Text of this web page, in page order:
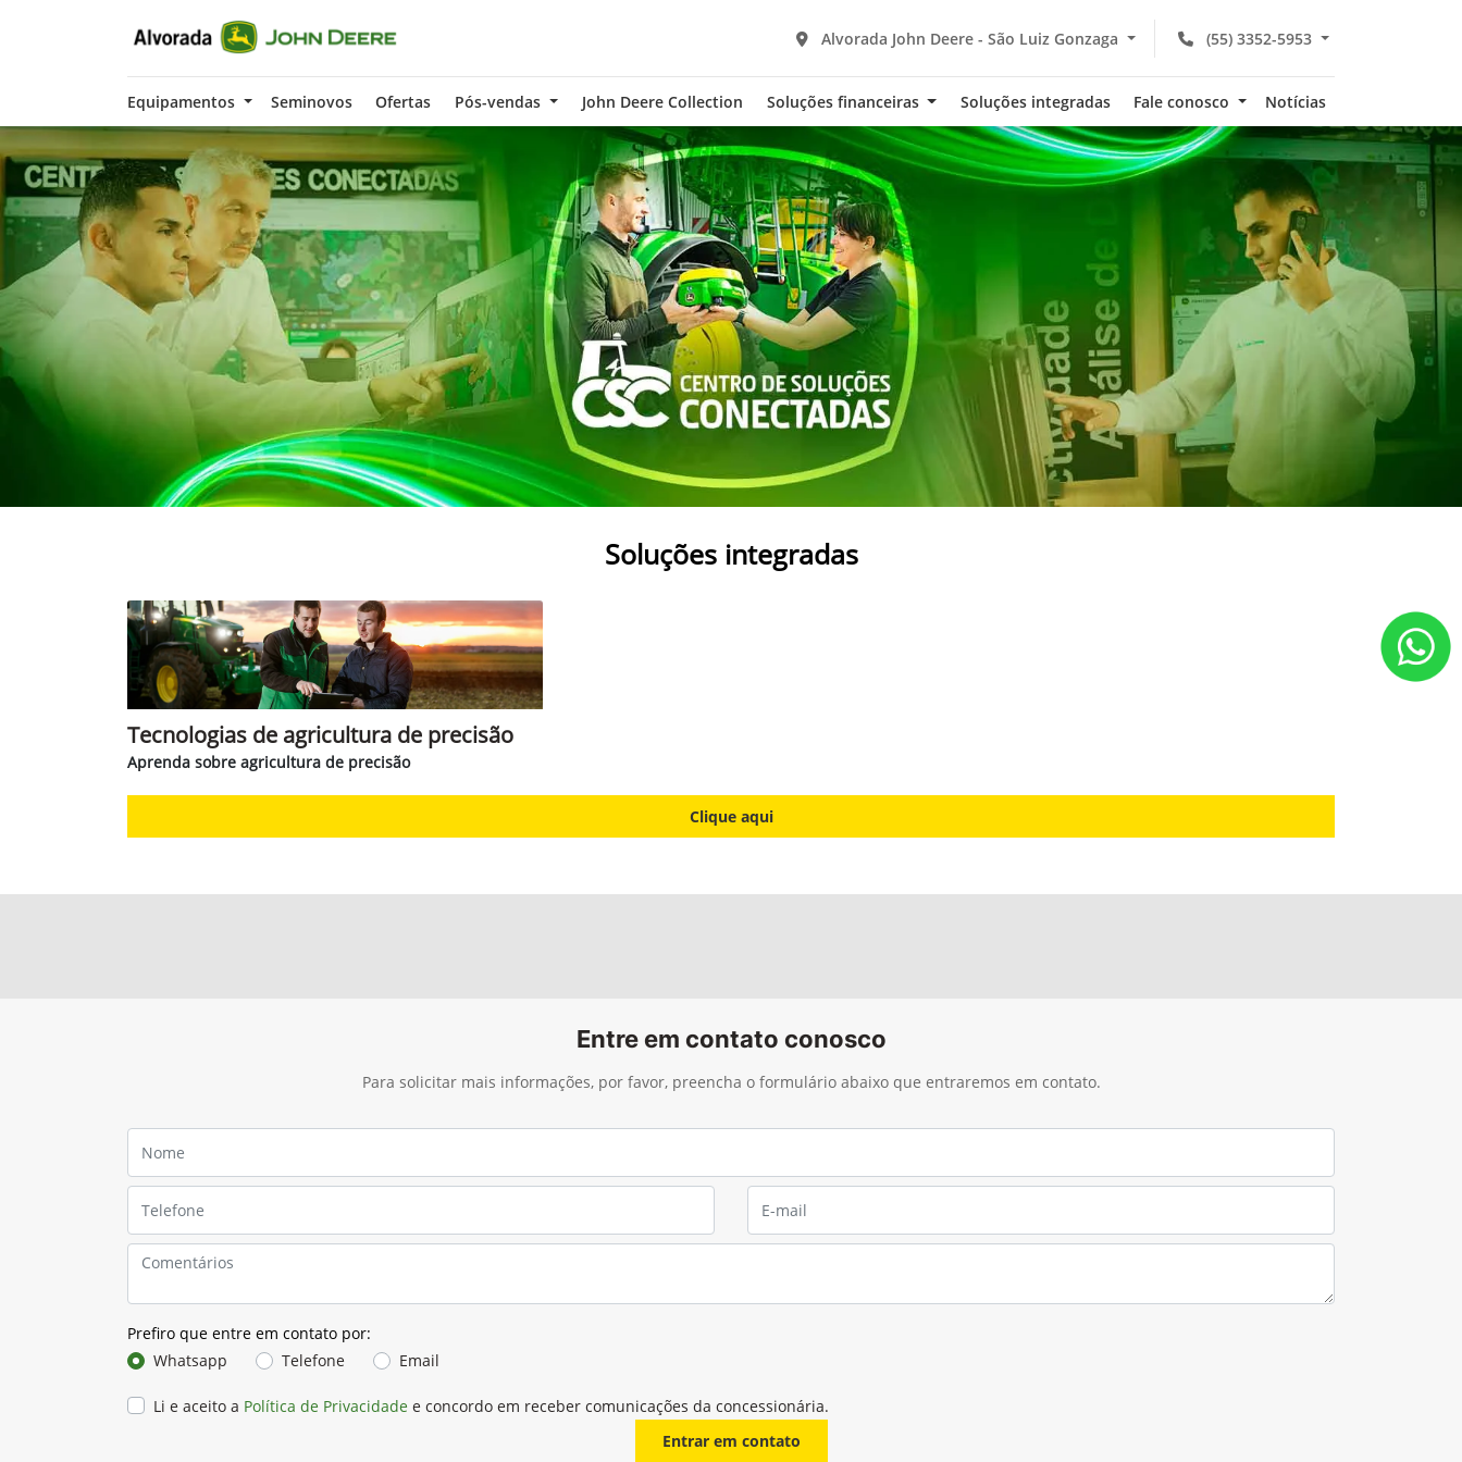
(55) 3352-5953
Alvorada John Deere - São Luiz Gonzaga
Equipamentos Seminovos Ofertas Pós-vendas John Deere Collection Soluções financeiras Soluções integradas Fale conosco Notícias
Soluções integradas
Tecnologias de agricultura de precisão
Aprenda sobre agricultura de precisão
Clique aqui
Entre em contato conosco
Para solicitar mais informações, por favor, preencha o formulário abaixo que entraremos em contato.
Prefiro que entre em contato por:
Whatsapp
Telefone Email
Li e aceito a Política de Privacidade e concordo em receber comunicações da concessionária.
Entrar em contato